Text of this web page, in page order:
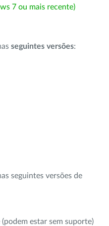
7 ou mais recente)
seguintes versões:
seguintes versões de
estar sem suporte)